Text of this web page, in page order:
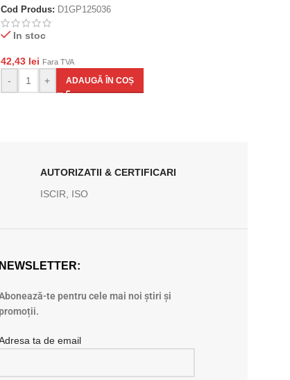
Cod Produs: D1GP125036
In stoc
42,43 lei Fara TVA
- + ADAUGĂ ÎN COȘ
AUTORIZATII & CERTIFICARI
ISCIR, ISO
NEWSLETTER:
te pentru cele mai noi știri și
ta de email